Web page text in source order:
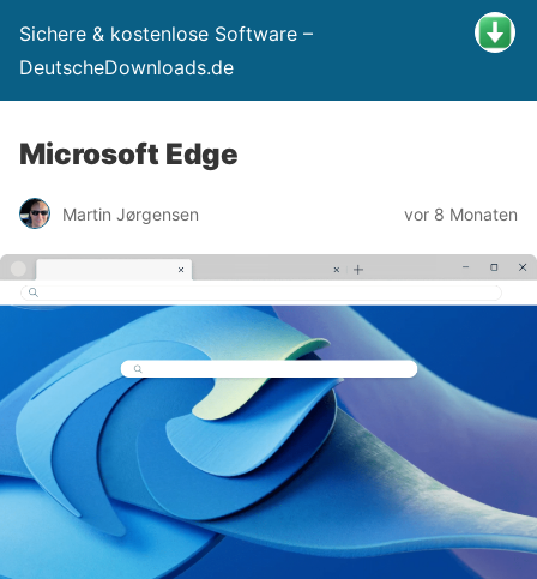
Sichere & kostenlose Software –
DeutscheDownloads.de
Microsoft Edge
Martin Jørgensen vor 8 Monaten